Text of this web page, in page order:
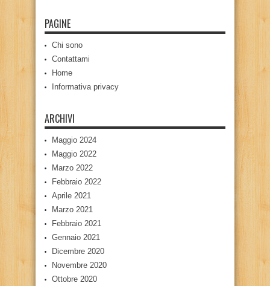
PAGINE
Chi sono
Contattami
Home
Informativa privacy
ARCHIVI
Maggio 2024
Maggio 2022
Marzo 2022
Febbraio 2022
Aprile 2021
Marzo 2021
Febbraio 2021
Gennaio 2021
Dicembre 2020
Novembre 2020
Ottobre 2020